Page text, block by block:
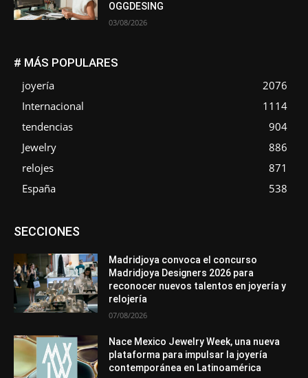
OGGDESING
03/08/2026
# MÁS POPULARES
joyería
2076
Internacional
1114
tendencias
904
Jewelry
886
relojes
871
España
538
SECCIONESAsociaciones
Entrevistas
Mundo Técnico
Novedades Opiniones
Perspectiva
Premios
Secciones Sin categoría
Más
Madridjoya convoca el concurso
Madridjoya Designers 2026 para
reconocer nuevos talentos en joyería y
relojería
07/08/2026
Nace Mexico Jewelry Week, una nueva
plataforma para impulsar la joyería
contemporánea en Latinoamérica